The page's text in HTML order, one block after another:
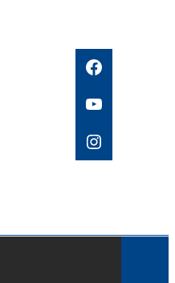
Facebook
YouTube
Instagram